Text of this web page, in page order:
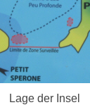
Lage der Insel